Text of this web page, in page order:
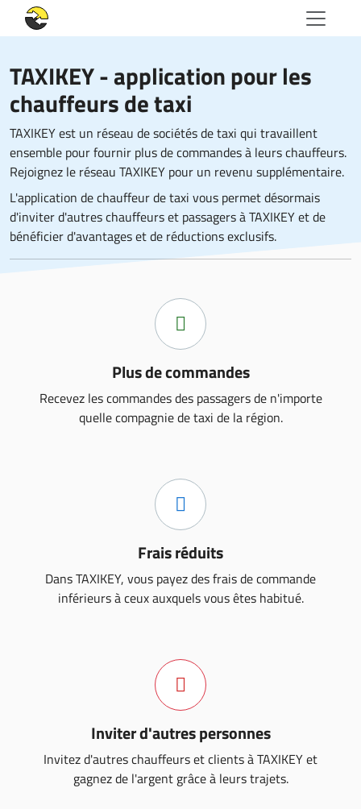
TAXIKEY - application pour les
chauffeurs de taxi
TAXIKEY est un réseau de sociétés de taxi qui travaillent
ensemble pour fournir plus de commandes à leurs chauffeurs.
Rejoignez le réseau TAXIKEY pour un revenu supplémentaire.
L'application de chauffeur de taxi vous permet désormais
d'inviter d'autres chauffeurs et passagers à TAXIKEY et de
bénéficier d'avantages et de réductions exclusifs.
Plus de commandes
Recevez les commandes des passagers de n'importe
quelle compagnie de taxi de la région.
Frais réduits
Dans TAXIKEY, vous payez des frais de commande
inférieurs à ceux auxquels vous êtes habitué.
Inviter d'autres personnes
Invitez d'autres chauffeurs et clients à TAXIKEY et
gagnez de l'argent grâce à leurs trajets.